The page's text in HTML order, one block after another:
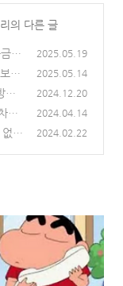
의 다른 글
액
2025.05.19
다
2025.05.14
법
2024.12.20
운
시
2024.04.14
음
2024.02.22